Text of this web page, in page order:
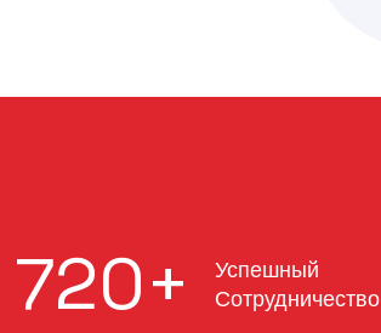
720+
Успешный
Сотрудничество